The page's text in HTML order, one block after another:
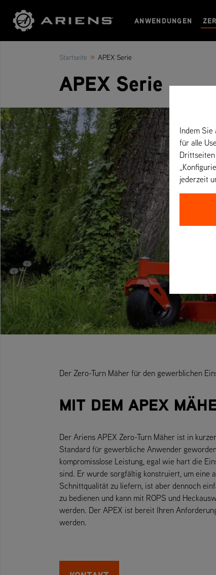
ANWENDUNGEN
Startseite » APEX Serie
APEX Serie
Der Zero-Turn Mäher für den gewerblichen
MIT DEM APEX
Der Ariens APEX Zero-Turn Mäher ist in
Standard für gewerbliche Anwender
kompromisslose Leistung, egal wie hart die
sind. Er wurde sorgfältig konstruiert, um eine
Schnittqualität zu liefern, ist aber dennoch
zu bedienen und kann mit ROPS und
werden. Der APEX ist bereit Ihren
werden.
Indem Sie
für alle
jederzeit